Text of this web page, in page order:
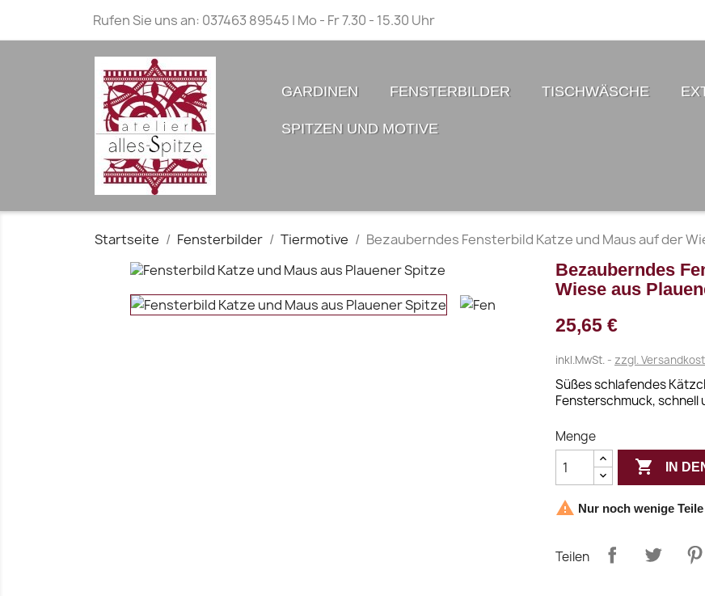
Rufen Sie uns an: 037463 89545 | Mo - Fr 7.30 - 15.30 Uhr
GARDINEN FENSTERBILDER TISCHWÄSCHE
SPITZEN UND MOTIVE
Startseite Fensterbilder Tiermotive Bezauberndes Fensterbild Katze und Maus auf der
Bezauberndes
Wiese aus
25,65 €
inkl.MwSt. zzgl.
Süßes schlafendes
Fensterschmuck,
Menge
 IN
 Nur noch wenige
Teilen